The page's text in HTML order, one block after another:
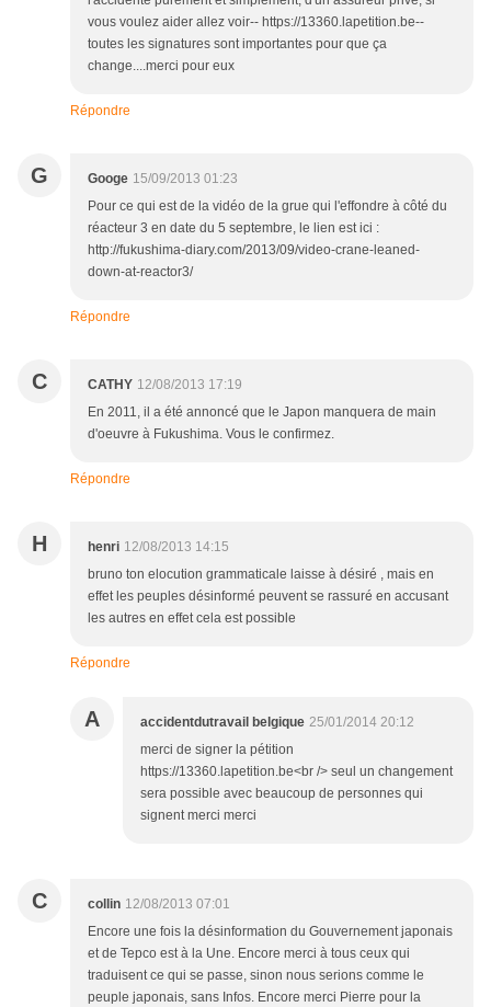
vous voulez aider allez voir-- https://13360.lapetition.be--
toutes les signatures sont importantes pour que ça
change....merci pour eux
Répondre
G Googe 15/09/2013 01:23
Pour ce qui est de la vidéo de la grue qui l'effondre à côté du
réacteur 3 en date du 5 septembre, le lien est ici :
http://fukushima-diary.com/2013/09/video-crane-leaned-
down-at-reactor3/
Répondre
C CATHY 12/08/2013 17:19
En 2011, il a été annoncé que le Japon manquera de main
d'oeuvre à Fukushima. Vous le confirmez.
Répondre
H henri 12/08/2013 14:15
bruno ton elocution grammaticale laisse à désiré , mais en
effet les peuples désinformé peuvent se rassuré en accusant
les autres en effet cela est possible
Répondre
A accidentdutravail belgique 25/01/2014 20:12
merci de signer la pétition
https://13360.lapetition.be<br /> seul un changement
sera possible avec beaucoup de personnes qui
signent merci merci
C collin 12/08/2013 07:01
Encore une fois la désinformation du Gouvernement japonais
et de Tepco est à la Une. Encore merci à tous ceux qui
traduisent ce qui se passe, sinon nous serions comme le
peuple japonais, sans Infos. Encore merci Pierre pour la